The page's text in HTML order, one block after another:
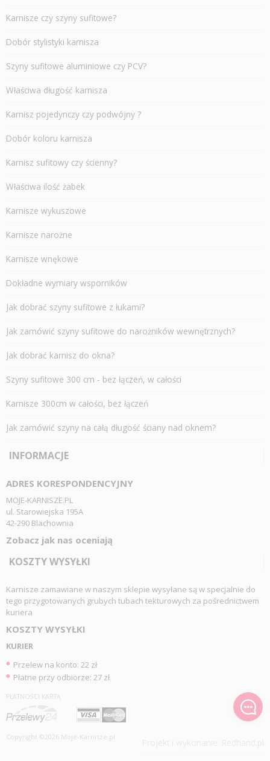
Karnisze czy szyny sufitowe?
Dobór stylistyki karnisza
Szyny sufitowe aluminiowe czy PCV?
Właściwa długość karnisza
Karnisz pojedynczy czy podwójny ?
Dobór koloru karnisza
Karnisz sufitowy czy ścienny?
Właściwa ilość żabek
Karnisze wykuszowe
Karnisze narożne
Karnisze wnękowe
Dokładne wymiary wsporników
Jak dobrać szyny sufitowe z łukami?
Jak zamówić szyny sufitowe do narożników wewnętrznych?
Jak dobrać karnisz do okna?
Szyny sufitowe 300 cm - bez łączeń, w całości
Karnisze 300cm w całości, bez łączeń
Jak zamówić szyny na całą długość ściany nad oknem?
INFORMACJE
ADRES KORESPONDENCYJNY
MOJE-KARNISZE.PL
ul. Starowiejska 195A
42-290 Blachownia
Zobacz jak nas oceniają
KOSZTY WYSYŁKI
Karnisze zamawiane w naszym sklepie wysyłane są w specjalnie do
tego przygotowanych grubych tubach tekturowych za pośrednictwem
kuriera
KOSZTY WYSYŁKI
KURIER
Przelew na konto: 22 zł
Płatne przy odbiorze: 27 zł
PŁATNOŚCI KARTĄ
Copyright ©2026 Moje-Karnisze.pl